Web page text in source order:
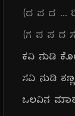
(ದ ಪ ದ ...
(ಗ ಪ ಪ ದ
ಕವಿ ನುಡಿ
ಸವಿ ನುಡಿ
ಒಲವಿನ